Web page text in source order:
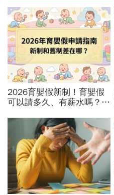
2026育嬰假新制！育嬰假
可以請多久、有薪水嗎？育
資料，和舊制差異一次看